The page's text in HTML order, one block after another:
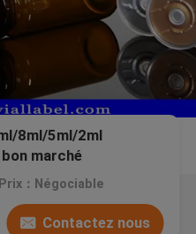
8ml/5ml/2ml
marché
Prix：Négociable
Contactez nous